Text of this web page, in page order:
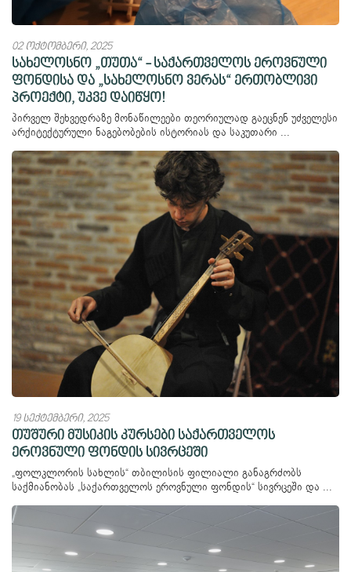
02 ოქტომბერი, 2025
სახელოსნო „თუთა“ - საქართველოს ეროვნული
ფონდისა და „სახელოსნო ვერას“ ერთობლივი
პროექტი, უკვე დაიწყო!
პირველ შეხვედრაზე მონაწილეები თეორიულად გაეცნენ უძველესი
არქიტექტურული ნაგებობების ისტორიას და საკუთარი ...
19 სექტემბერი, 2025
თუშური მუსიკის კურსები საქართველოს
ეროვნული ფონდის სივრცეში
„ფოლკლორის სახლის“ თბილისის ფილიალი განაგრძობს
საქმიანობას „საქართველოს ეროვნული ფონდის“ სივრცეში და ...